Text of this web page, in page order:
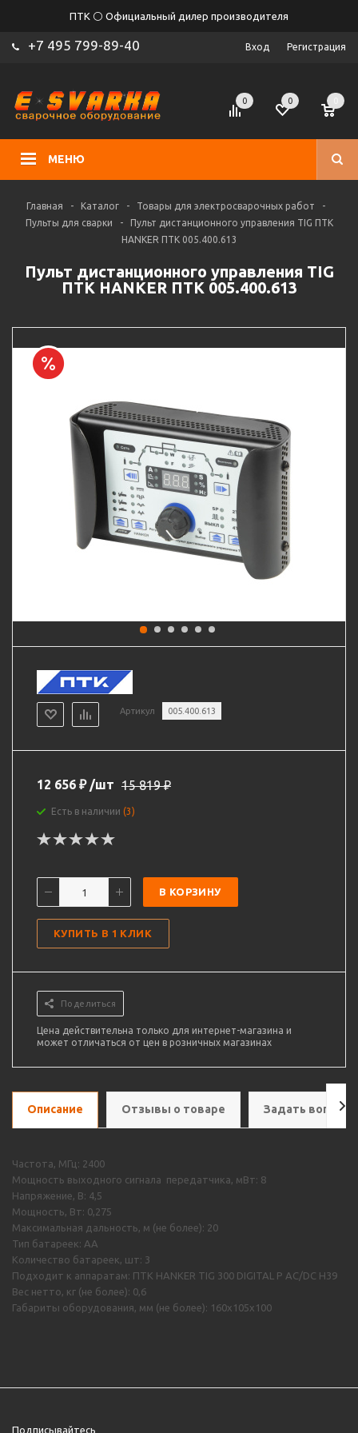
ПТК ⚪ Официальный дилер производителя
+7 495 799-89-40 Вход Регистрация
МЕНЮ
0 0
Главная - Каталог - Товары для электросварочных работ
-
Пульты для сварки
-
Пульт дистанционного управления TIG ПТК
HANKER ПТК 005.400.613
Пульт дистанционного управления TIG
ПТК HANKER ПТК 005.400.613
Артикул 005.400.613
12 656 ₽ /шт 15 819₽
Есть в наличии (3)
В КОРЗИНУ
КУПИТЬ В 1 КЛИК
Поделиться
Цена действительна только для интернет-магазина и
может отличаться от цен в розничных магазинах
Описание Отзывы о товаре Задать вопрос
Частота, МГц: 2400
Мощность выходного сигнала передатчика, мВт: 8
Напряжение, В: 4,5
Мощность, Вт: 0,275
Максимальная дальность, м (не более): 20
Тип батареек: АА
Количество батареек, шт: 3
Подходит к аппаратам: ПТК HANKER TIG 300 DIGITAL P AC/DC H39
Вес нетто, кг (не более): 0,6
Габариты оборудования, мм (не более): 160х105х100
Подписывайтесь